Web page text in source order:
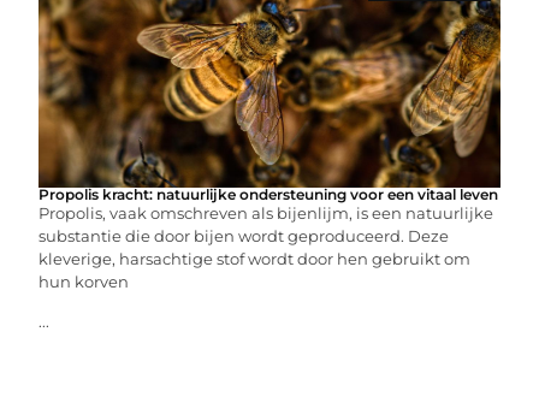
Propolis kracht: natuurlijke ondersteuning voor een vitaal leven
Propolis, vaak omschreven als bijenlijm, is een natuurlijke
substantie die door bijen wordt geproduceerd. Deze
kleverige, harsachtige stof wordt door hen gebruikt om
hun korven
...